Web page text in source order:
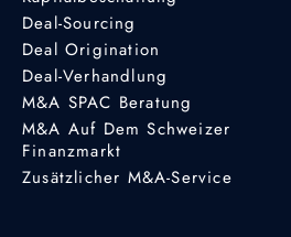
Deal-Sourcing
Deal Origination
Deal-Verhandlung
M&A SPAC Beratung
M&A Auf Dem Schweizer
Finanzmarkt
Zusätzlicher M&A-Service